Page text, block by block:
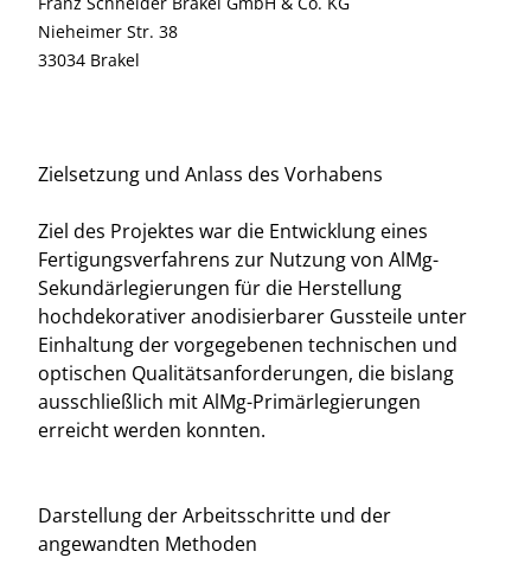
Nieheimer Str. 38
33034 Brakel
Zielsetzung und Anlass des Vorhabens
Ziel des Projektes war die Entwicklung eines
Fertigungsverfahrens zur Nutzung von AlMg-
Sekundärlegierungen für die Herstellung
hochdekorativer anodisierbarer Gussteile unter
Einhaltung der vorgegebenen technischen und
optischen Qualitätsanforderungen, die bislang
ausschließlich mit AlMg-Primärlegierungen
erreicht werden konnten.
Darstellung der Arbeitsschritte und der
angewandten Methoden